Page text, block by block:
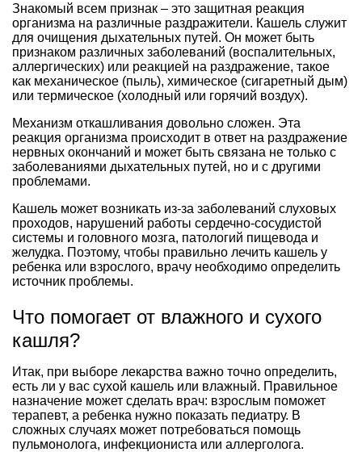
Знакомый всем признак – это защитная реакция
организма на различные раздражители. Кашель служит
для очищения дыхательных путей. Он может быть
признаком различных заболеваний (воспалительных,
аллергических) или реакцией на раздражение, такое
как механическое (пыль), химическое (сигаретный дым)
или термическое (холодный или горячий воздух).
Механизм откашливания довольно сложен. Эта
реакция организма происходит в ответ на раздражение
нервных окончаний и может быть связана не только с
заболеваниями дыхательных путей, но и с другими
проблемами.
Кашель может возникать из-за заболеваний слуховых
проходов, нарушений работы сердечно-сосудистой
системы и головного мозга, патологий пищевода и
желудка. Поэтому, чтобы правильно лечить кашель у
ребенка или взрослого, врачу необходимо определить
источник проблемы.
Что помогает от влажного и сухого
кашля?
Итак, при выборе лекарства важно точно определить,
есть ли у вас сухой кашель или влажный. Правильное
назначение может сделать врач: взрослым поможет
терапевт, а ребенка нужно показать педиатру. В
сложных случаях может потребоваться помощь
пульмонолога, инфекциониста или аллерголога.